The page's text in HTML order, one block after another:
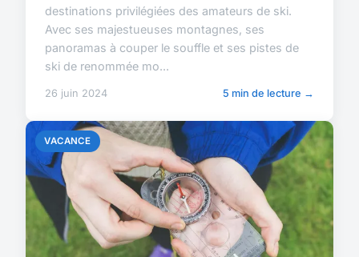
destinations privilégiées des amateurs de ski.
Avec ses majestueuses montagnes, ses
panoramas à couper le souffle et ses pistes de
ski de renommée mo...
26 juin 2024 5 min de lecture →
VACANCE